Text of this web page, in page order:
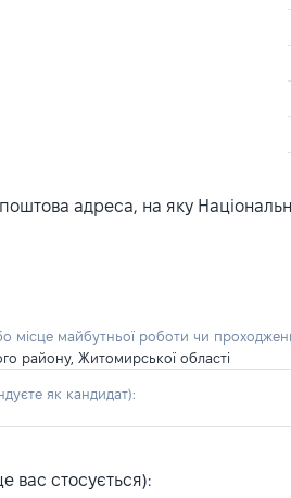
адреса, на яку
місце майбутньої роботи чи
району, Житомирської області
як кандидат):
вас стосується):